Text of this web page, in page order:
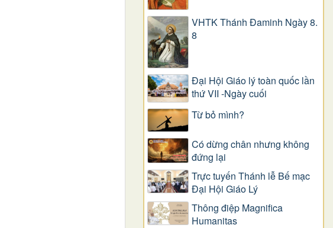
VHTK Thánh Đaminh Ngày 8.
8
Đại Hội Giáo lý toàn quốc lần
thứ VII -Ngày cuối
Từ bỏ mình?
Có dừng chân nhưng không
đứng lại
Trực tuyến Thánh lễ Bế mạc
Đại Hội Giáo Lý
Thông điệp Magnifica
Humanitas